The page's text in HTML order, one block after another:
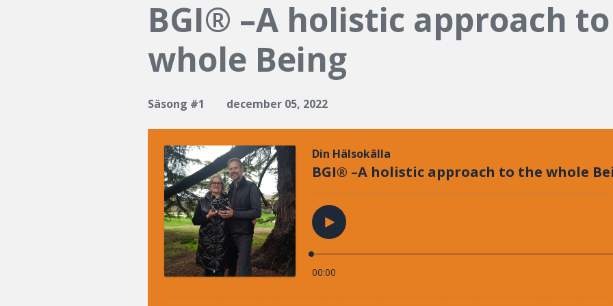
BGI® –A holistic approach
whole Being
Säsong #1 december 05, 2022